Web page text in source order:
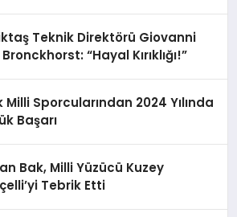
Teknik Direktörü Giovanni
“Hayal Kırıklığı!”
Milli Sporcularından 2024 Yılında
Başarı
Bak, Milli Yüzücü Kuzey
Tebrik Etti